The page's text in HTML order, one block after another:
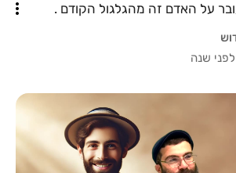
על האדם זה מהגלגול הקודם .
לפני שנה